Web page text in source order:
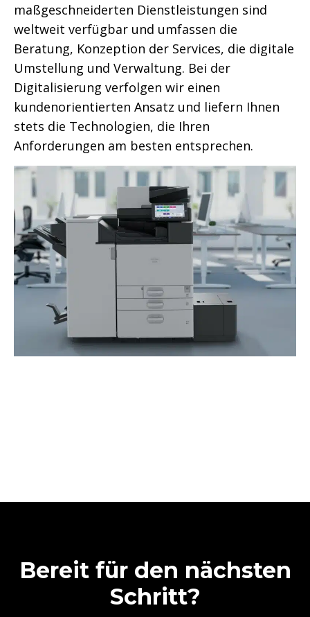
maßgeschneiderten Dienstleistungen sind
weltweit verfügbar und umfassen die
Beratung, Konzeption der Services, die digitale
Umstellung und Verwaltung. Bei der
Digitalisierung verfolgen wir einen
kundenorientierten Ansatz und liefern Ihnen
stets die Technologien, die Ihren
Anforderungen am besten entsprechen.
Bereit für den nächsten
Schritt?